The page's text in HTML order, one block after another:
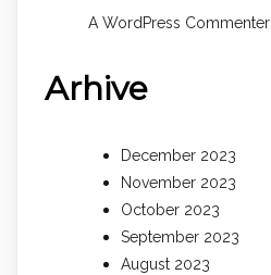
A WordPress Commenter
Arhive
December 2023
November 2023
October 2023
September 2023
August 2023